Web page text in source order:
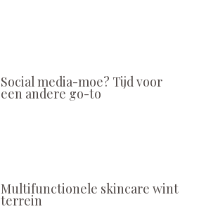
Social media-moe? Tijd voor
een andere go-to
Multifunctionele skincare wint
terrein